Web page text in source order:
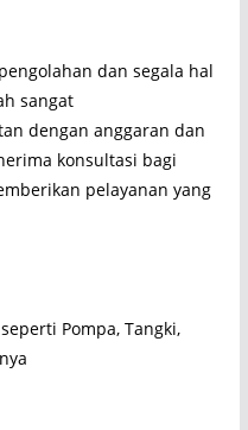
dan segala hal
sangat
dengan anggaran dan
konsultasi bagi
pelayanan yang
Pompa, Tangki,